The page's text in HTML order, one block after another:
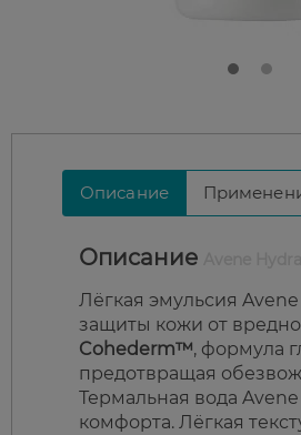
Описание
Описание
Лёгкая эмульсия
защиты кожи от
Cohederm™, формула
предотвращая
Термальная вода
комфорта. Лёгкая